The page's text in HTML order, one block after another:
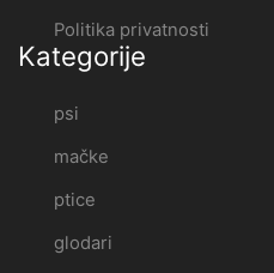
Politika privatnosti
Kategorije
psi
mačke
ptice
glodari